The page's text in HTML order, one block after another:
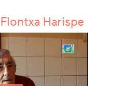
Flontxa Harispe